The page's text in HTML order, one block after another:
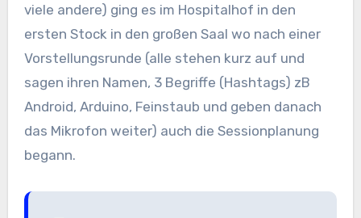
viele andere) ging es im Hospitalhof in den
ersten Stock in den großen Saal wo nach einer
Vorstellungsrunde (alle stehen kurz auf und
sagen ihren Namen, 3 Begriffe (Hashtags) zB
Android, Arduino, Feinstaub und geben danach
das Mikrofon weiter) auch die Sessionplanung
begann.